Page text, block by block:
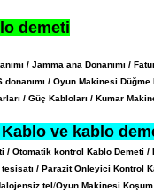
demeti
/ Jamma ana Donanımı /
donanımı / Oyun Makinesi Düğme
/ Güç Kabloları / Kumar
ve kablo
/ Otomatik kontrol Kablo Demeti /
/ Parazit Önleyici Kontrol
tel/Oyun Makinesi Koşum